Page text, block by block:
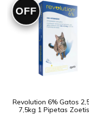
OFF
Revolution 6% Gatos
7,5kg 1 Pipetas Zoetis